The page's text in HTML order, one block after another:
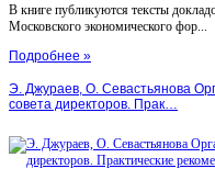
В книге публикуются тексты
Московского экономического фор...
Подробнее »
Э. Джураев, О. Севастьянова
совета директоров. Прак…